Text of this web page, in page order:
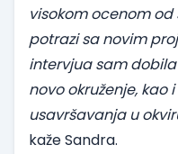
visokom ocenom
potrazi sa novim
intervjua sam
novo okruženje,
usavršavanja u
kaže Sandra.